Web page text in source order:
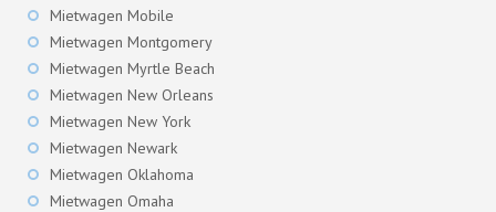
Mietwagen Mobile
Mietwagen Montgomery
Mietwagen Myrtle Beach
Mietwagen New Orleans
Mietwagen New York
Mietwagen Newark
Mietwagen Oklahoma
Mietwagen Omaha